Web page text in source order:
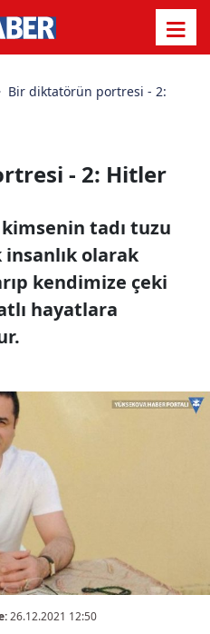
Bir diktatörün portresi - 2:
- 2: Hitler
tadı tuzu
olarak
kendimize çeki
hayatlara
26.12.2021 12:50